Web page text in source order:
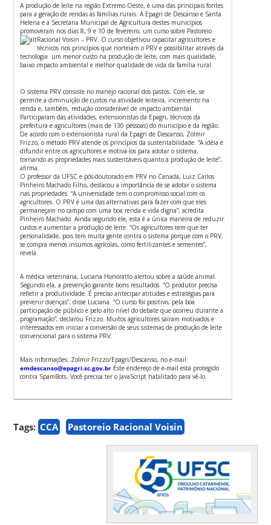
A produção de leite na região Extremo Oeste, é uma das principais fontes
para a geração de rendas às famílias rurais. A Epagri de Descanso e Santa
Helena e a Secretaria Municipal de Agricultura destes municípios
promoveram nos dias 8, 9 e 10 de fevereiro, um curso sobre Pastoreio
Racional Voisin – PRV. O curso objetivou capacitar agricultores e
técnicos nos princípios que norteiam o PRV e possibilitar através da
tecnologia um menor custo na produção de leite, com mais qualidade,
baixo impacto ambiental e melhor qualidade de vida da família rural.
O sistema PRV consiste no manejo racional dos pastos. Com ele, se
permite a diminuição de custos na atividade leiteira, incremento na
renda e, também, redução considerável de impacto ambiental.
Participaram das atividades, extensionistas da Epagri, técnicos da
prefeitura e agricultores (mais de 130 pessoas) do município e da região.
De acordo com o extensionista rural da Epagri de Descanso, Zolmir
Frizzo, o método PRV atende os princípios da sustentabilidade. “A idéia é
difundir entre os agricultores e motivá-los para adotar o sistema,
tornando as propriedades mais sustentáveis quanto à produção de leite”,
afirma.
O professor da UFSC e pós-doutorado em PRV no Canadá, Luiz Carlos
Pinheiro Machado Filho, destacou a importância de se adotar o sistema
nas propriedades. “A universidade tem o compromisso social com os
agricultores. O PRV é uma das alternativas para fazer com que eles
permaneçam no campo com uma boa renda e vida digna”, acredita
Pinheiro Machado. Ainda segundo ele, esta é a única maneira de reduzir
custos e aumentar a produção de leite. “Os agricultores tem que ter
personalidade, pois tem muita gente contra o sistema porque com o PRV,
se compra menos insumos agrícolas, como fertilizantes e sementes”,
revela.
A médica veterinária, Luciana Honoratto alertou sobre a saúde animal.
Segundo ela, a prevenção garante bons resultados. “O produtor precisa
refletir a produtividade. É preciso antecipar atitudes e estratégias para
prevenir doenças”, disse Luciana. “O curso foi positivo, pela boa
participação de público e pelo alto nível do debate que ocorreu durante a
programação”, declarou Frizzo. Muitos agricultores saíram motivados e
interessados em iniciar a conversão de seus sistemas de produção de leite
convencional para o sistema PRV.
Mais informações: Zolmir Frizzo/Epagri/Descanso, no e-mail:
emdescanso@epagri.sc.gov.br Este endereço de e-mail está protegido
contra SpamBots. Você precisa ter o JavaScript habilitado para vê-lo.
Tags: CCA Pastoreio Racional Voisin